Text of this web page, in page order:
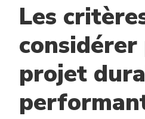
Les
projet